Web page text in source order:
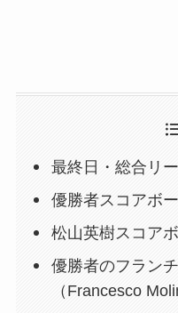
最終日・総合リ
優勝者スコアボ
松山英樹スコア
優勝者のフラン
（Francesco